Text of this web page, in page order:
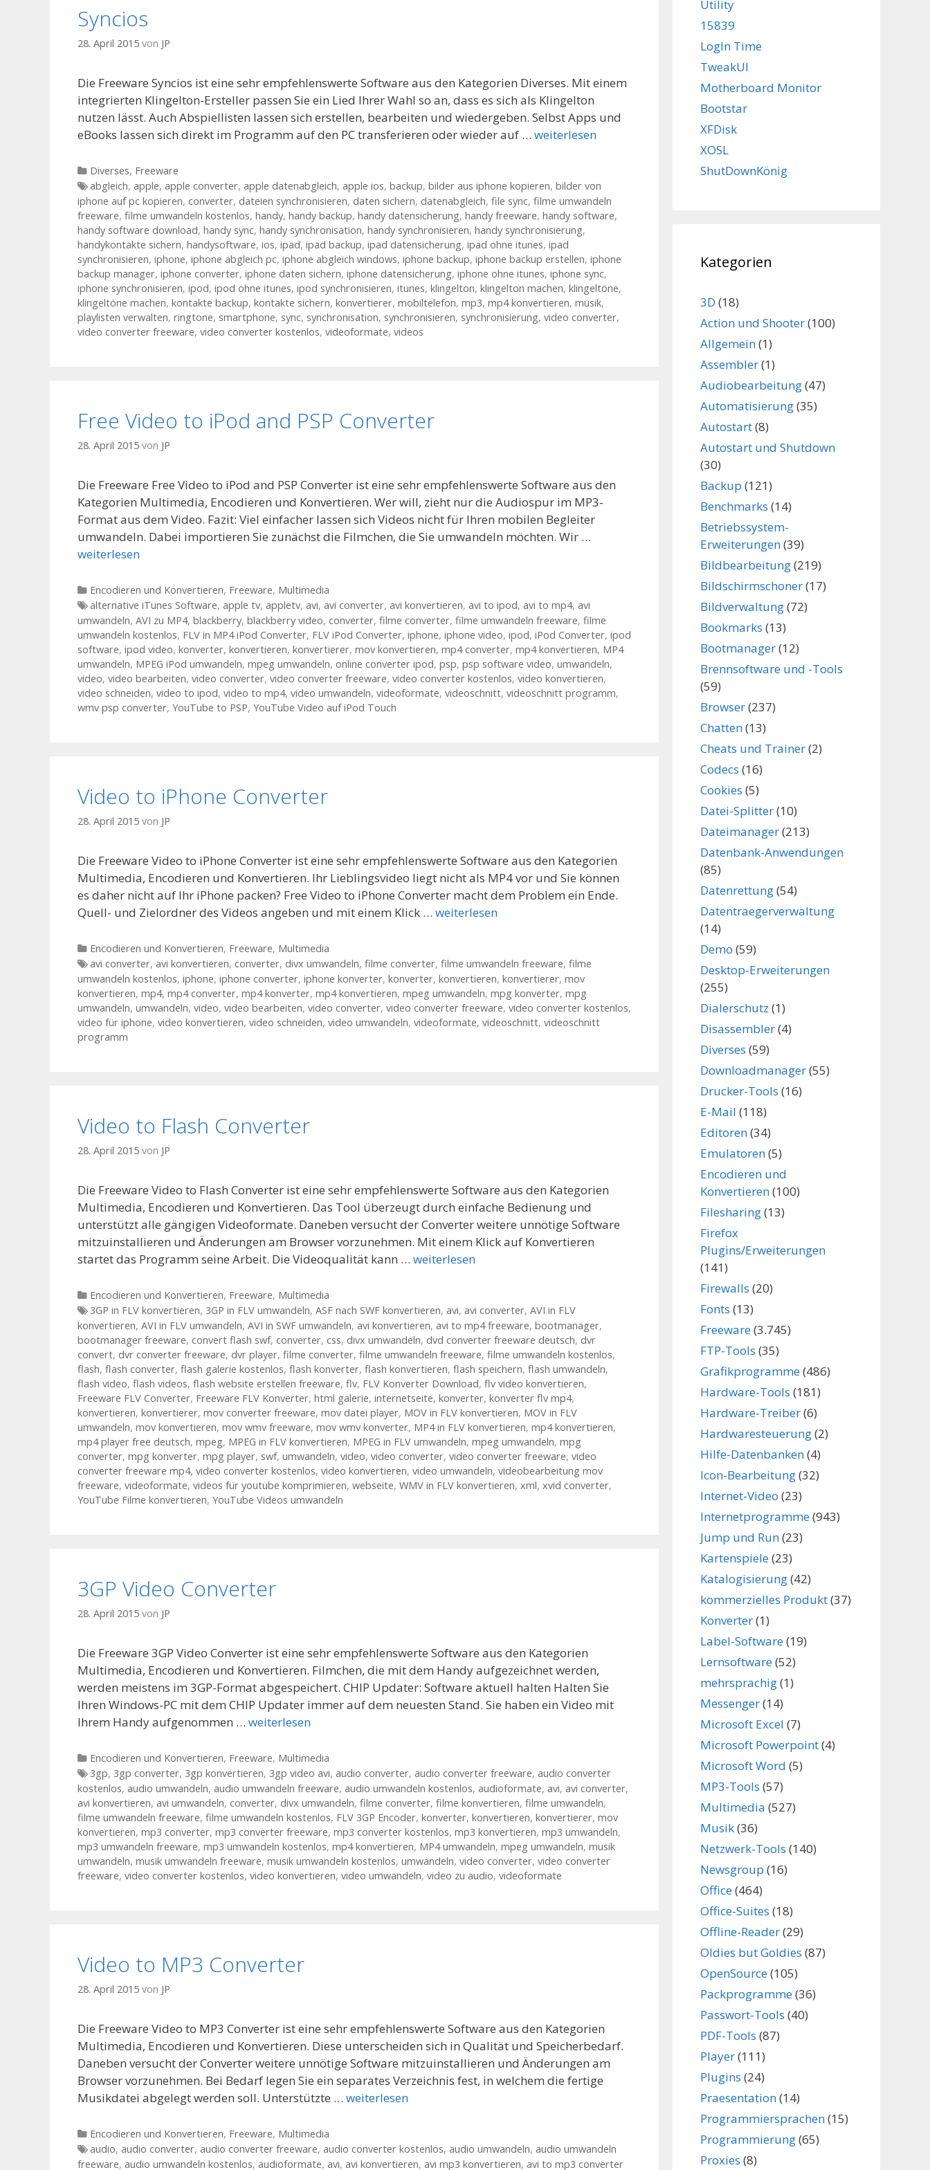
Syncios
28. April 2015 von JP
Die Freeware Syncios ist eine sehr empfehlenswerte Software aus den Kategorien Diverses. Mit einem
integrierten Klingelton-Ersteller passen Sie ein Lied Ihrer Wahl so an, dass es sich als Klingelton
nutzen lässt. Auch Abspiellisten lassen sich erstellen, bearbeiten und wiedergeben. Selbst Apps und
eBooks lassen sich direkt im Programm auf den PC transferieren oder wieder auf … weiterlesen
Kategorien
Diverses, Freeware
Tags
abgleich, apple, apple converter, apple datenabgleich, apple ios, backup, bilder aus iphone kopieren, bilder von
iphone auf pc kopieren, converter, dateien synchronisieren, daten sichern, datenabgleich, file sync, filme umwandeln
freeware, filme umwandeln kostenlos, handy, handy backup, handy datensicherung, handy freeware, handy software,
handy software download, handy sync, handy synchronisation, handy synchronisieren, handy synchronisierung,
handykontakte sichern, handysoftware, ios, ipad, ipad backup, ipad datensicherung, ipad ohne itunes, ipad
synchronisieren, iphone, iphone abgleich pc, iphone abgleich windows, iphone backup, iphone backup erstellen, iphone
backup manager, iphone converter, iphone daten sichern, iphone datensicherung, iphone ohne itunes, iphone sync,
iphone synchronisieren, ipod, ipod ohne itunes, ipod synchronisieren, itunes, klingelton, klingelton machen, klingeltöne,
klingeltöne machen, kontakte backup, kontakte sichern, konvertierer, mobiltelefon, mp3, mp4 konvertieren, musik,
playlisten verwalten, ringtone, smartphone, sync, synchronisation, synchronisieren, synchronisierung, video converter,
video converter freeware, video converter kostenlos, videoformate, videos
Free Video to iPod and PSP Converter
28. April 2015 von JP
Die Freeware Free Video to iPod and PSP Converter ist eine sehr empfehlenswerte Software aus den
Kategorien Multimedia, Encodieren und Konvertieren. Wer will, zieht nur die Audiospur im MP3-
Format aus dem Video. Fazit: Viel einfacher lassen sich Videos nicht für Ihren mobilen Begleiter
umwandeln. Dabei importieren Sie zunächst die Filmchen, die Sie umwandeln möchten. Wir …
weiterlesen
Kategorien
Encodieren und Konvertieren, Freeware, Multimedia
Tags
alternative iTunes Software, apple tv, appletv, avi, avi converter, avi konvertieren, avi to ipod, avi to mp4, avi
umwandeln, AVI zu MP4, blackberry, blackberry video, converter, filme converter, filme umwandeln freeware, filme
umwandeln kostenlos, FLV in MP4 iPod Converter, FLV iPod Converter, iphone, iphone video, ipod, iPod Converter, ipod
software, ipod video, konverter, konvertieren, konvertierer, mov konvertieren, mp4 converter, mp4 konvertieren, MP4
umwandeln, MPEG iPod umwandeln, mpeg umwandeln, online converter ipod, psp, psp software video, umwandeln,
video, video bearbeiten, video converter, video converter freeware, video converter kostenlos, video konvertieren,
video schneiden, video to ipod, video to mp4, video umwandeln, videoformate, videoschnitt, videoschnitt programm,
wmv psp converter, YouTube to PSP, YouTube Video auf iPod Touch
Video to iPhone Converter
28. April 2015 von JP
Die Freeware Video to iPhone Converter ist eine sehr empfehlenswerte Software aus den Kategorien
Multimedia, Encodieren und Konvertieren. Ihr Lieblingsvideo liegt nicht als MP4 vor und Sie können
es daher nicht auf Ihr iPhone packen? Free Video to iPhone Converter macht dem Problem ein Ende.
Quell- und Zielordner des Videos angeben und mit einem Klick … weiterlesen
Kategorien
Encodieren und Konvertieren, Freeware, Multimedia
Tags
avi converter, avi konvertieren, converter, divx umwandeln, filme converter, filme umwandeln freeware, filme
umwandeln kostenlos, iphone, iphone converter, iphone konverter, konverter, konvertieren, konvertierer, mov
konvertieren, mp4, mp4 converter, mp4 konverter, mp4 konvertieren, mpeg umwandeln, mpg konverter, mpg
umwandeln, umwandeln, video, video bearbeiten, video converter, video converter freeware, video converter kostenlos,
video für iphone, video konvertieren, video schneiden, video umwandeln, videoformate, videoschnitt, videoschnitt
programm
Video to Flash Converter
28. April 2015 von JP
Die Freeware Video to Flash Converter ist eine sehr empfehlenswerte Software aus den Kategorien
Multimedia, Encodieren und Konvertieren. Das Tool überzeugt durch einfache Bedienung und
unterstützt alle gängigen Videoformate. Daneben versucht der Converter weitere unnötige Software
mitzuinstallieren und Änderungen am Browser vorzunehmen. Mit einem Klick auf Konvertieren
startet das Programm seine Arbeit. Die Videoqualität kann … weiterlesen
Kategorien
Encodieren und Konvertieren, Freeware, Multimedia
Tags
3GP in FLV konvertieren, 3GP in FLV umwandeln, ASF nach SWF konvertieren, avi, avi converter, AVI in FLV
konvertieren, AVI in FLV umwandeln, AVI in SWF umwandeln, avi konvertieren, avi to mp4 freeware, bootmanager,
bootmanager freeware, convert flash swf, converter, css, divx umwandeln, dvd converter freeware deutsch, dvr
convert, dvr converter freeware, dvr player, filme converter, filme umwandeln freeware, filme umwandeln kostenlos,
flash, flash converter, flash galerie kostenlos, flash konverter, flash konvertieren, flash speichern, flash umwandeln,
flash video, flash videos, flash website erstellen freeware, flv, FLV Konverter Download, flv video konvertieren,
Freeware FLV Converter, Freeware FLV Konverter, html galerie, internetseite, konverter, konverter flv mp4,
konvertieren, konvertierer, mov converter freeware, mov datei player, MOV in FLV konvertieren, MOV in FLV
umwandeln, mov konvertieren, mov wmv freeware, mov wmv konverter, MP4 in FLV konvertieren, mp4 konvertieren,
mp4 player free deutsch, mpeg, MPEG in FLV konvertieren, MPEG in FLV umwandeln, mpeg umwandeln, mpg
converter, mpg konverter, mpg player, swf, umwandeln, video, video converter, video converter freeware, video
converter freeware mp4, video converter kostenlos, video konvertieren, video umwandeln, videobearbeitung mov
freeware, videoformate, videos für youtube komprimieren, webseite, WMV in FLV konvertieren, xml, xvid converter,
YouTube Filme konvertieren, YouTube Videos umwandeln
3GP Video Converter
28. April 2015 von JP
Die Freeware 3GP Video Converter ist eine sehr empfehlenswerte Software aus den Kategorien
Multimedia, Encodieren und Konvertieren. Filmchen, die mit dem Handy aufgezeichnet werden,
werden meistens im 3GP-Format abgespeichert. CHIP Updater: Software aktuell halten Halten Sie
Ihren Windows-PC mit dem CHIP Updater immer auf dem neuesten Stand. Sie haben ein Video mit
Ihrem Handy aufgenommen … weiterlesen
Kategorien
Encodieren und Konvertieren, Freeware, Multimedia
Tags
3gp, 3gp converter, 3gp konvertieren, 3gp video avi, audio converter, audio converter freeware, audio converter
kostenlos, audio umwandeln, audio umwandeln freeware, audio umwandeln kostenlos, audioformate, avi, avi converter,
avi konvertieren, avi umwandeln, converter, divx umwandeln, filme converter, filme konvertieren, filme umwandeln,
filme umwandeln freeware, filme umwandeln kostenlos, FLV 3GP Encoder, konverter, konvertieren, konvertierer, mov
konvertieren, mp3 converter, mp3 converter freeware, mp3 converter kostenlos, mp3 konvertieren, mp3 umwandeln,
mp3 umwandeln freeware, mp3 umwandeln kostenlos, mp4 konvertieren, MP4 umwandeln, mpeg umwandeln, musik
umwandeln, musik umwandeln freeware, musik umwandeln kostenlos, umwandeln, video converter, video converter
freeware, video converter kostenlos, video konvertieren, video umwandeln, video zu audio, videoformate
Video to MP3 Converter
28. April 2015 von JP
Die Freeware Video to MP3 Converter ist eine sehr empfehlenswerte Software aus den Kategorien
Multimedia, Encodieren und Konvertieren. Diese unterscheiden sich in Qualität und Speicherbedarf.
Daneben versucht der Converter weitere unnötige Software mitzuinstallieren und Änderungen am
Browser vorzunehmen. Bei Bedarf legen Sie ein separates Verzeichnis fest, in welchem die fertige
Musikdatei abgelegt werden soll. Unterstützte … weiterlesen
Kategorien
Encodieren und Konvertieren, Freeware, Multimedia
Tags
audio, audio converter, audio converter freeware, audio converter kostenlos, audio umwandeln, audio umwandeln
freeware, audio umwandeln kostenlos, audioformate, avi, avi konvertieren, avi mp3 konvertieren, avi to mp3 converter
Utility
15839
LogIn Time
TweakUI
Motherboard Monitor
Bootstar
XFDisk
XOSL
ShutDownKönig
Kategorien
3D (18)
Action und Shooter(100)
Allgemein(1)
Assembler(1)
Audiobearbeitung(47)
Automatisierung(35)
Autostart(8)
Autostart und Shutdown
(30)
Backup (121)
Benchmarks (14)
Betriebssystem-
Erweiterungen(39)
Bildbearbeitung(219)
Bildschirmschoner(17)
Bildverwaltung(72)
Bookmarks (13)
Bootmanager(12)
Brennsoftware und -Tools
(59)
Browser(237)
Chatten(13)
Cheats und Trainer(2)
Codecs (16)
Cookies (5)
Datei-Splitter(10)
Dateimanager(213)
Datenbank-Anwendungen
(85)
Datenrettung(54)
Datentraegerverwaltung
(14)
Demo (59)
Desktop-Erweiterungen
(255)
Dialerschutz (1)
Disassembler(4)
Diverses (59)
Downloadmanager(55)
Drucker-Tools (16)
E-Mail (118)
Editoren(34)
Emulatoren(5)
Encodieren und
Konvertieren(100)
Filesharing(13)
Firefox
Plugins/Erweiterungen
(141)
Firewalls (20)
Fonts (13)
Freeware(3.745)
FTP-Tools (35)
Grafikprogramme(486)
Hardware-Tools (181)
Hardware-Treiber(6)
Hardwaresteuerung(2)
Hilfe-Datenbanken(4)
Icon-Bearbeitung(32)
Internet-Video (23)
Internetprogramme(943)
Jump und Run(23)
Kartenspiele(23)
Katalogisierung(42)
kommerzielles Produkt(37)
Konverter(1)
Label-Software(19)
Lernsoftware(52)
mehrsprachig(1)
Messenger(14)
Microsoft Excel (7)
Microsoft Powerpoint(4)
Microsoft Word (5)
MP3-Tools (57)
Multimedia (527)
Musik(36)
Netzwerk-Tools (140)
Newsgroup (16)
Office(464)
Office-Suites (18)
Offline-Reader(29)
Oldies but Goldies (87)
OpenSource(105)
Packprogramme(36)
Passwort-Tools (40)
PDF-Tools (87)
Player(111)
Plugins (24)
Praesentation(14)
Programmiersprachen(15)
Programmierung(65)
Proxies (8)